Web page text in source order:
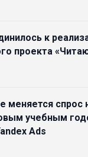
к
проекта
меняется спрос
учебным
Ads